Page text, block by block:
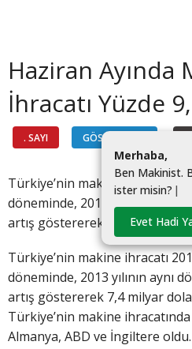
Haziran Ayında
İhracatı Yüzde
. SAYI GÖSTERGELER
Merhaba,
Ben Makinist.
ister misin? |
Evet Hadi
Türkiye’nin makine ihracatı
döneminde, 2013 yılının aynı
artış göstererek 7,4 milyar
Türkiye’nin makine ihracatı
döneminde, 2013 yılının aynı
artış göstererek 7,4 milyar
Türkiye’nin makine
Almanya, ABD ve İngiltere oldu.